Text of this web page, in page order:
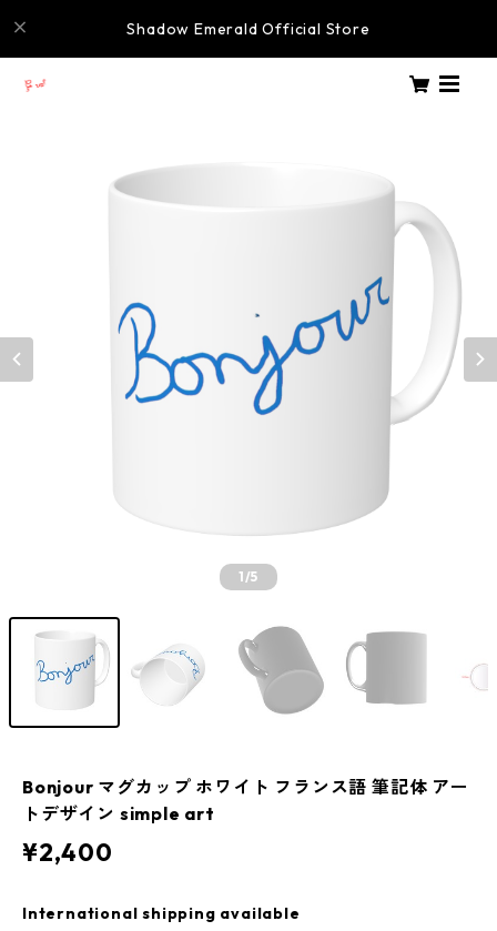
Shadow Emerald Official Store
1/5
Bonjour マグカップ ホワイト フランス語 筆記体 アー
トデザイン simple art
¥2,400
International shipping available